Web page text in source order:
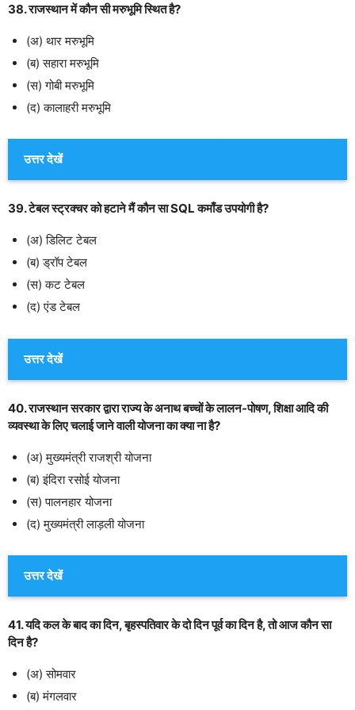
38. राजस्थान में कौन सी मरुभूमि स्थित है?
(अ) थार मरुभूमि
(ब) सहारा मरुभूमि
(स) गोबी मरुभूमि
(द) कालाहरी मरुभूमि
उत्तर देखें
39. टेबल स्ट्रक्चर को हटाने मैं कौन सा SQL कमाँड उपयोगी है?
(अ) डिलिट टेबल
(ब) ड्रॉप टेबल
(स) कट टेबल
(द) एंड टेबल
उत्तर देखें
40. राजस्थान सरकार द्वारा राज्य के अनाथ बच्चों के लालन-पोषण, शिक्षा आदि की
व्यवस्था के लिए चलाई जाने वाली योजना का क्या ना है?
(अ) मुख्यमंत्री राजश्री योजना
(ब) इंदिरा रसोई योजना
(स) पालनहार योजना
(द) मुख्यमंत्री लाड़ली योजना
उत्तर देखें
41. यदि कल के बाद का दिन, बृहस्पतिवार के दो दिन पूर्व का दिन है, तो आज कौन सा
दिन है?
(अ) सोमवार
(ब) मंगलवार